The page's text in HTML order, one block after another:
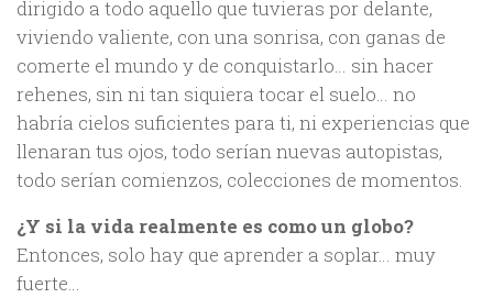
dirigido a todo aquello que tuvieras por delante,
viviendo valiente, con una sonrisa, con ganas de
comerte el mundo y de conquistarlo… sin hacer
rehenes, sin ni tan siquiera tocar el suelo… no
habría cielos suficientes para ti, ni experiencias que
llenaran tus ojos, todo serían nuevas autopistas,
todo serían comienzos, colecciones de momentos.
¿Y si la vida realmente es como un globo?
Entonces, solo hay que aprender a soplar… muy
fuerte…